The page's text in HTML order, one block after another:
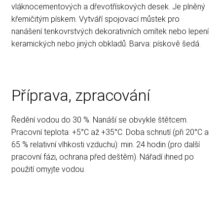
vláknocementových a dřevotřískových desek. Je plněný
křemičitým pískem. Vytváří spojovací můstek pro
nanášení tenkovrstvých dekorativních omítek nebo lepení
keramických nebo jiných obkladů. Barva: pískově šedá.
Příprava, zpracování
Ředění vodou do 30 %. Nanáší se obvykle štětcem.
Pracovní teplota: +5°C až +35°C. Doba schnutí (při 20°C a
65 % relativní vlhkosti vzduchu): min. 24 hodin (pro další
pracovní fázi, ochrana před deštěm). Nářadí ihned po
použití omyjte vodou.